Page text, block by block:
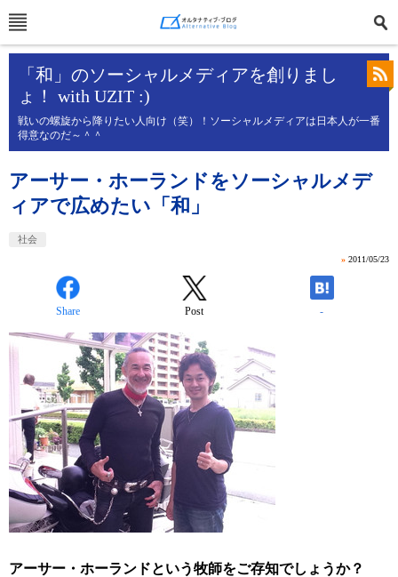
「和」のソーシャルメディアを創りまし
ょ！ with UZIT :)
戦いの螺旋から降りたい人向け（笑）！ソーシャルメディアは日本人が一番
得意なのだ～＾＾
アーサー・ホーランドをソーシャルメデ
ィアで広めたい「和」
社会
» 2011/05/23
Share Post -
アーサー・ホーランドという牧師をご存知でしょうか？